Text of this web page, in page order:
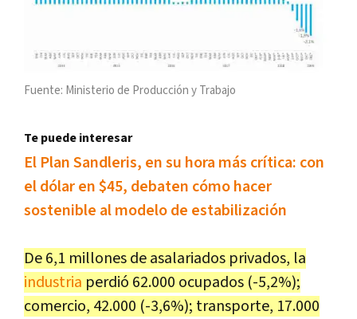
Fuente: Ministerio de Producción y Trabajo
Te puede interesar
El Plan Sandleris, en su hora más crítica: con
el dólar en $45, debaten cómo hacer
sostenible al modelo de estabilización
De 6,1 millones de asalariados privados, la
industria perdió 62.000 ocupados (-5,2%);
comercio, 42.000 (-3,6%); transporte, 17.000